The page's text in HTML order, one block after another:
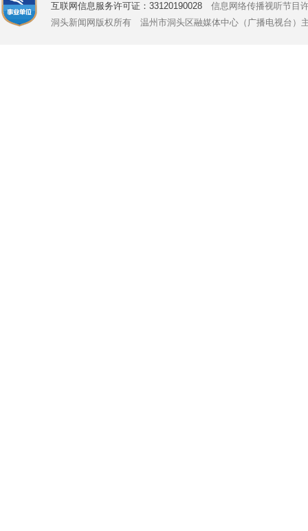
互联网信息服务许可证：33120190028 信息网络传播视听节目
洞头新闻网版权所有 温州市洞头区融媒体中心（广播电视台）